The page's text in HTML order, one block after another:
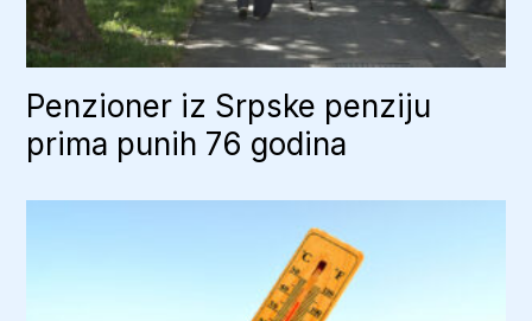
Penzioner iz Srpske penziju
prima punih 76 godina